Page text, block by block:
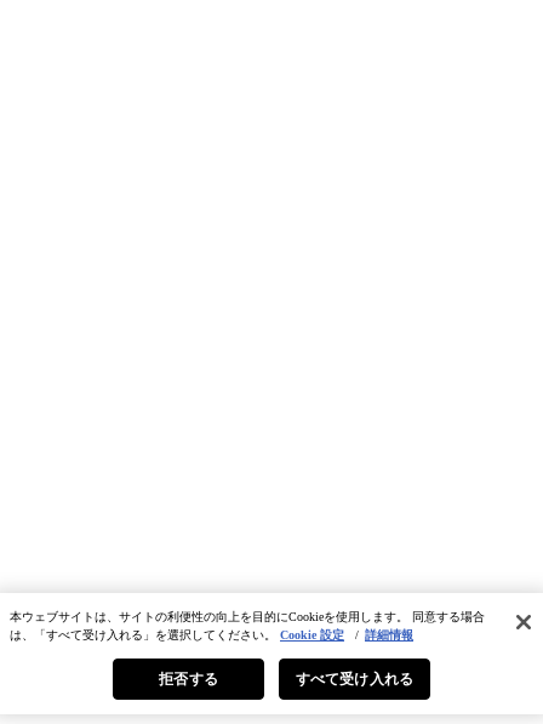
本ウェブサイトは、サイトの利便性の向上を目的にCookieを使用します。 同意する場合
は、「すべて受け入れる」を選択してください。 Cookie 設定 / 詳細情報
拒否する すべて受け入れる